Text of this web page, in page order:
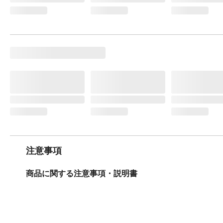
注意事項
商品に関する注意事項・説明書